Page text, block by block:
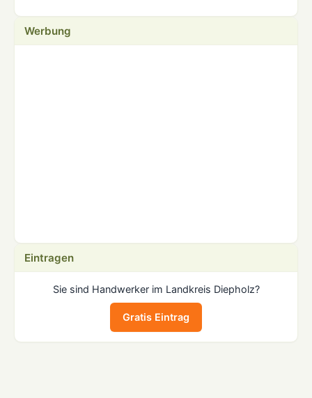
Werbung
Eintragen
Sie sind Handwerker im Landkreis Diepholz?
Gratis Eintrag